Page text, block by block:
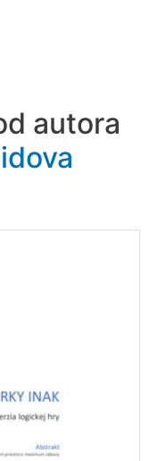
autora